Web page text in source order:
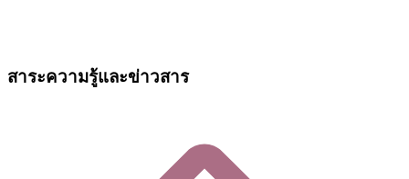
สาระความรู้และข่าวสาร